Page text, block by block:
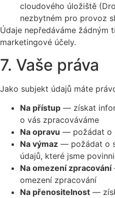
cloudového úložiště
nezbytném pro provoz
Údaje nepředáváme žádným
marketingové účely.
7. Vaše práva
Jako subjekt údajů máte
Na přístup — získat
o vás zpracováváme
Na opravu — požádat o
Na výmaz — požádat o
údajů, které jsme
Na omezení zpracování
omezení zpracování
Na přenositelnost —